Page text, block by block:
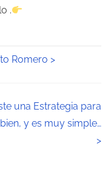
.
Romero >
una Estrategia para
y es muy simple…
>